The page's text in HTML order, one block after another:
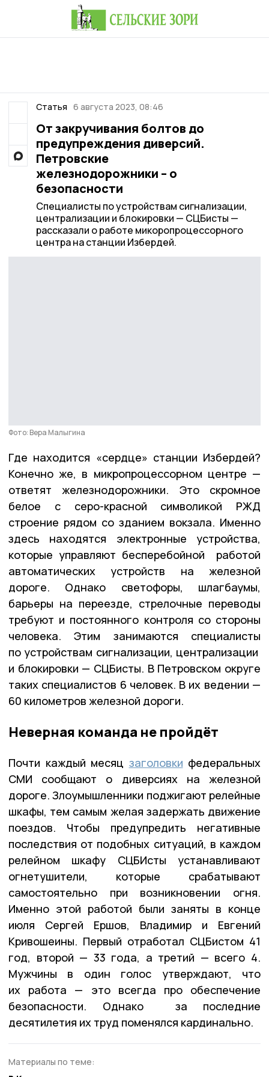
Статья 6 августа 2023, 08:46
От закручивания болтов до
предупреждения диверсий.
Петровские
железнодорожники – о
безопасности
Специалисты по устройствам сигнализации,
централизации и блокировки — СЦБисты —
рассказали о работе микоропроцессорного
центра на станции Избердей.
Фото: Вера Малыгина
Где находится «сердце» станции Избердей?
Конечно же, в микропроцессорном центре —
ответят железнодорожники. Это скромное
белое с серо-красной символикой РЖД
строение рядом со зданием вокзала. Именно
здесь находятся электронные устройства,
которые управляют бесперебойной работой
автоматических устройств на железной
дороге. Однако светофоры, шлагбаумы,
барьеры на переезде, стрелочные переводы
требуют и постоянного контроля со стороны
человека. Этим занимаются специалисты
по устройствам сигнализации, централизации
и блокировки — СЦБисты. В Петровском округе
таких специалистов 6 человек. В их ведении —
60 километров железной дороги.
Неверная команда не пройдёт
Почти каждый месяц заголовки федеральных
СМИ сообщают о диверсиях на железной
дороге. Злоумышленники поджигают релейные
шкафы, тем самым желая задержать движение
поездов. Чтобы предупредить негативные
последствия от подобных ситуаций, в каждом
релейном шкафу СЦБИсты устанавливают
огнетушители, которые срабатывают
самостоятельно при возникновении огня.
Именно этой работой были заняты в конце
июля Сергей Ершов, Владимир и Евгений
Кривошеины. Первый отработал СЦБистом 41
год, второй — 33 года, а третий — всего 4.
Мужчины в один голос утверждают, что
их работа — это всегда про обеспечение
безопасности. Однако за последние
десятилетия их труд поменялся кардинально.
Материалы по теме: